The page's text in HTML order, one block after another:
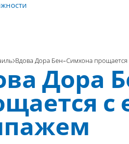
Вдова Дора Бен-Симхона прощается
Дора
с